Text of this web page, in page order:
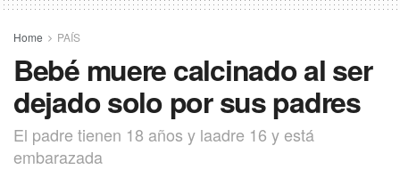
Home PAÍS
Bebé muere calcinado al ser
dejado solo por sus padres
El padre tienen 18 años y laadre 16 y está
embarazada